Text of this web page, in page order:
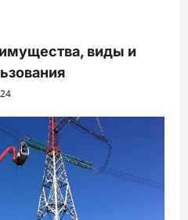
виды и